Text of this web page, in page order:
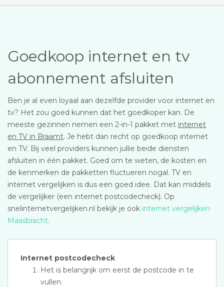
Goedkoop internet en tv
abonnement afsluiten
Ben je al even loyaal aan dezelfde provider voor internet en
tv? Het zou goed kunnen dat het goedkoper kan. De
meeste gezinnen nemen een 2-in-1 pakket met internet
en TV in Braamt. Je hebt dan recht op goedkoop internet
en TV. Bij veel providers kunnen jullie beide diensten
afsluiten in één pakket. Goed om te weten, de kosten en
de kenmerken de pakketten fluctueren nogal. TV en
internet vergelijken is dus een goed idee. Dat kan middels
de vergelijker (een internet postcodecheck). Op
snelinternetvergelijken.nl bekijk je ook internet vergelijken
Maasbracht.
Internet postcodecheck
Het is belangrijk om eerst de postcode in te
vullen.